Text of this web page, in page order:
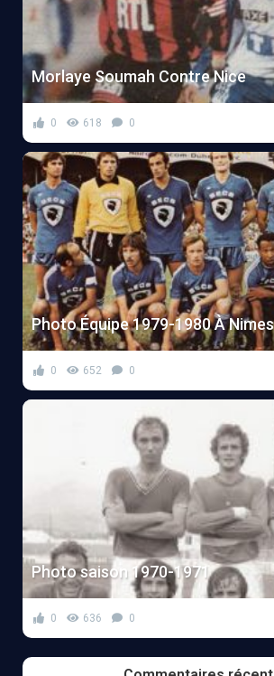
Morlaye Soumah Contre Nice
0 618 0
Photo Équipe 1979-1980 À Nimes
0 652 0
Photo saison 1970-1971
0 636 0